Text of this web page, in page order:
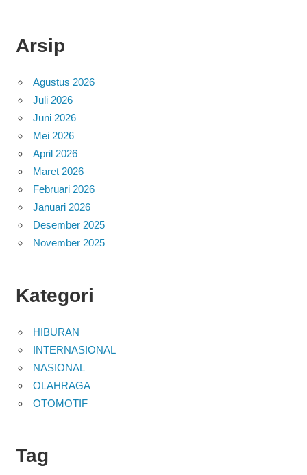
Arsip
Agustus 2026
Juli 2026
Juni 2026
Mei 2026
April 2026
Maret 2026
Februari 2026
Januari 2026
Desember 2025
November 2025
Kategori
HIBURAN
INTERNASIONAL
NASIONAL
OLAHRAGA
OTOMOTIF
Tag